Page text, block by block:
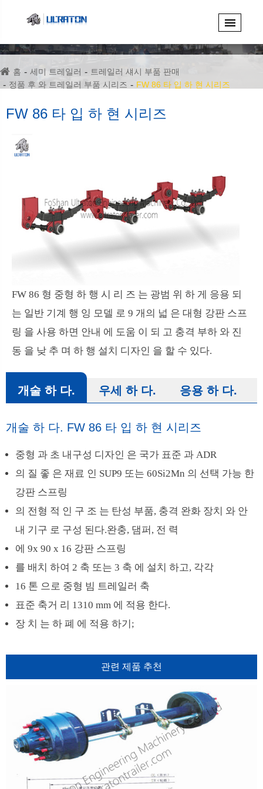
홈 세미 트레일러
트레일러 섀시 부품 판매
정품 후 와 트레일러 부품 시리즈
FW 86 타 입 하 현 시리즈
FW 86 타 입 하 현 시리즈
FW 86 형 중형 하 행 시 리 즈 는 광범 위 하 게 응용 되
는 일반 기계 행 잉 모델 로 9 개의 넓 은 대형 강판 스프
링 을 사용 하면 안내 에 도움 이 되 고 충격 부하 와 진
동 을 낮 추 며 하 행 설치 디자인 을 할 수 있다.
개술 하 다. 우세 하 다. 응용 하 다.
개술 하 다. FW 86 타 입 하 현 시리즈
중형 과 초 내구성 디자인 은 국가 표준 과 ADR
의 질 좋 은 재료 인 SUP9 또는 60Si2Mn 의 선택 가능 한
강판 스프링
의 전형 적 인 구 조 는 탄성 부품, 충격 완화 장치 와 안
내 기구 로 구성 된다.완충, 댐퍼, 전 력
에 9x 90 x 16 강판 스프링
를 배치 하여 2 축 또는 3 축 에 설치 하고, 각각
16 톤 으로 중형 빔 트레일러 축
표준 축거 리 1310 mm 에 적용 한다.
장 치 는 하 폐 에 적용 하기;
관련 제품 추천